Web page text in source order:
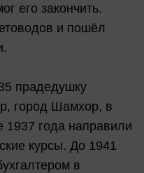
его закончить.
и пошёл
прадедушку
город Шамхор, в
года направили
курсы. До 1941
в